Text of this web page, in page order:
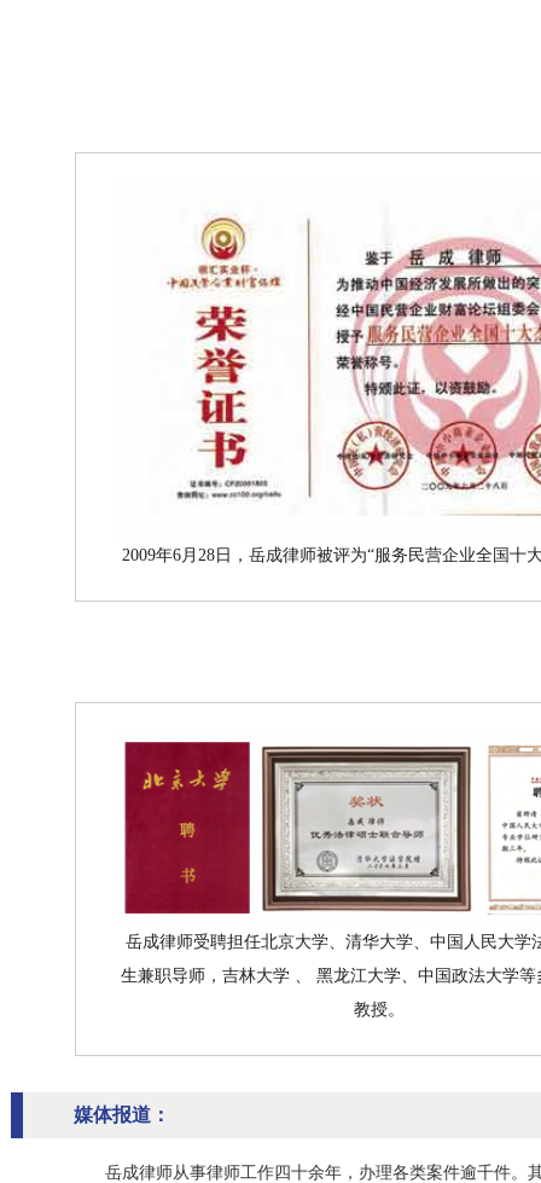
2009年6月28日，岳成律师被评为“服务民营企业全国十
岳成律师受聘担任北京大学、清华大学、中国人民大学
生兼职导师，吉林大学 、 黑龙江大学、中国政法大学等
教授。
媒体报道：
岳成律师从事律师工作四十余年，办理各类案件逾千件。其